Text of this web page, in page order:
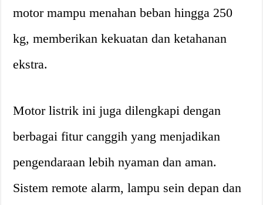
motor mampu menahan beban hingga 250
kg, memberikan kekuatan dan ketahanan
ekstra.
Motor listrik ini juga dilengkapi dengan
berbagai fitur canggih yang menjadikan
pengendaraan lebih nyaman dan aman.
Sistem remote alarm, lampu sein depan dan